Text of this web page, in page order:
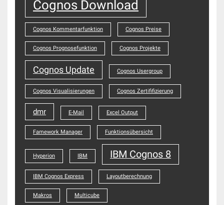
Cognos Download
Cognos Kommentarfunktion Cognos Preise
Cognos Prognosefunktion Cognos Projekte
Cognos Update Cognos Usergroup
Cognos Visualisierungen Cognos Zertififizierung
dmr E-Mail Excel Output
Famework Manager Funktionsübersicht
Hyperion IBM IBM Cognos 8
IBM Cognos Express Layoutberechnung
Makros Multicube